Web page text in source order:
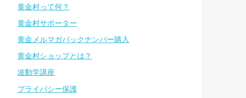
黄金村って何？
黄金村サポーター
黄金メルマガバックナンバー購入
黄金村ショップとは？
波動学講座
プライバシー保護